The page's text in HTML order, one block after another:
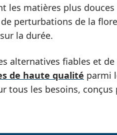
les matières plus
perturbations de la
la durée.
alternatives fiables et
de haute qualité parmi
tous les besoins,